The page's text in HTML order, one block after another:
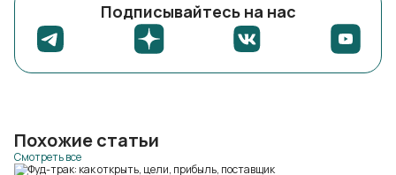
Подписывайтесь на нас
Похожие статьи
Смотреть все